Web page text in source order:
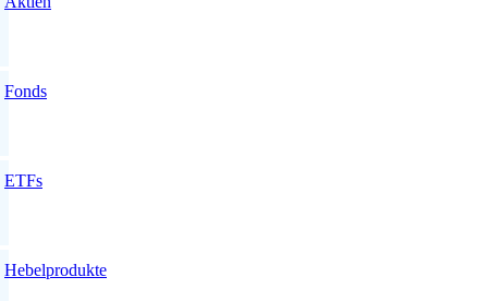
Fonds
ETFs
Hebelprodukte